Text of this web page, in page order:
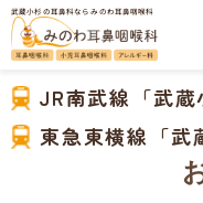
武蔵小杉の耳鼻科なら みのわ耳鼻咽喉科
JR南武線「武
東急東横線「武